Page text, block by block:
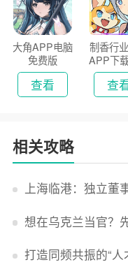
大角APP电脑
免费版
查看
制香行
APP下
查
相关攻略
上海临港：独立董
想在乌克兰当官？
打造同频共振的“人